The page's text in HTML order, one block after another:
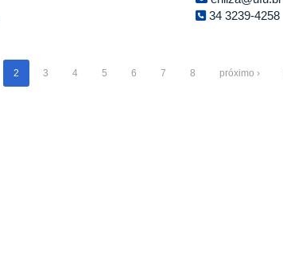
34 3239-4258
2 3 4 5 6 7 8 próximo ›